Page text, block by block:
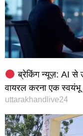
ब्रेकिंग न्यूज़: AI से
वायरल करना एक स्वयंभू
uttarakhandlive24